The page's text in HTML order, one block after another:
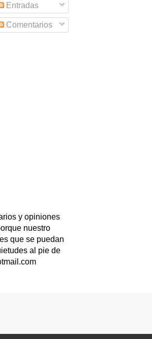
Entradas
Comentarios
y opiniones
nuestro
que se puedan
al pie de